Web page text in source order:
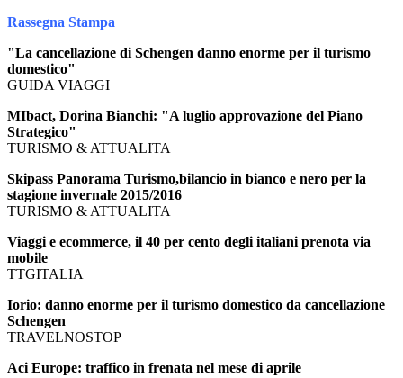
Rassegna Stampa
"La cancellazione di Schengen danno enorme per il turismo
domestico"
GUIDA VIAGGI
MIbact, Dorina Bianchi: "A luglio approvazione del Piano
Strategico"
TURISMO & ATTUALITA
Skipass Panorama Turismo,bilancio in bianco e nero per la
stagione invernale 2015/2016
TURISMO & ATTUALITA
Viaggi e ecommerce, il 40 per cento degli italiani prenota via
mobile
TTGITALIA
Iorio: danno enorme per il turismo domestico da cancellazione
Schengen
TRAVELNOSTOP
Aci Europe: traffico in frenata nel mese di aprile